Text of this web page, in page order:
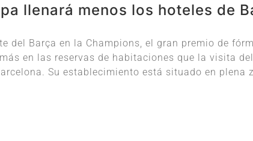
llenará menos los hoteles de
del Barça en la Champions, el gran premio de
en las reservas de habitaciones que la visita
Su establecimiento está situado en plena